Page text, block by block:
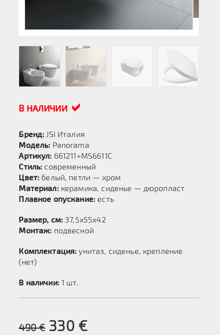
В НАЛИЧИИ
Бренд: JSI Италия
Модель: Panorama
Артикул: 661211+MS6611C
Стиль: современный
Цвет: белый, петли — хром
Материал:керамика, сиденье — дюропласт
Плавное опускание: есть
Размер, см: 37,5х55х42
Монтаж: подвесной
Комплектация: унитаз, сиденье, крепление
(нет)
В наличии:1 шт.
490€ 330 €